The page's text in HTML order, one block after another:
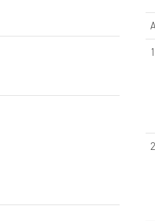
Saturated - Forsterkningen er for
som gir usikker innstilling. Er
knappen i 3 sek